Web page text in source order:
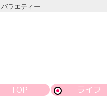
ラエティー
TOP ライフ